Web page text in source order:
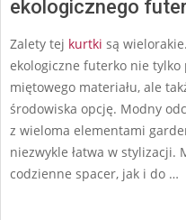
ekologicznego
Zalety tej kurtki są
ekologiczne futerko nie
miętowego materiału, ale
środowiska opcję. Modny
z wieloma elementami
niezwykle łatwa w stylizacji.
codzienne spacer, jak i do …